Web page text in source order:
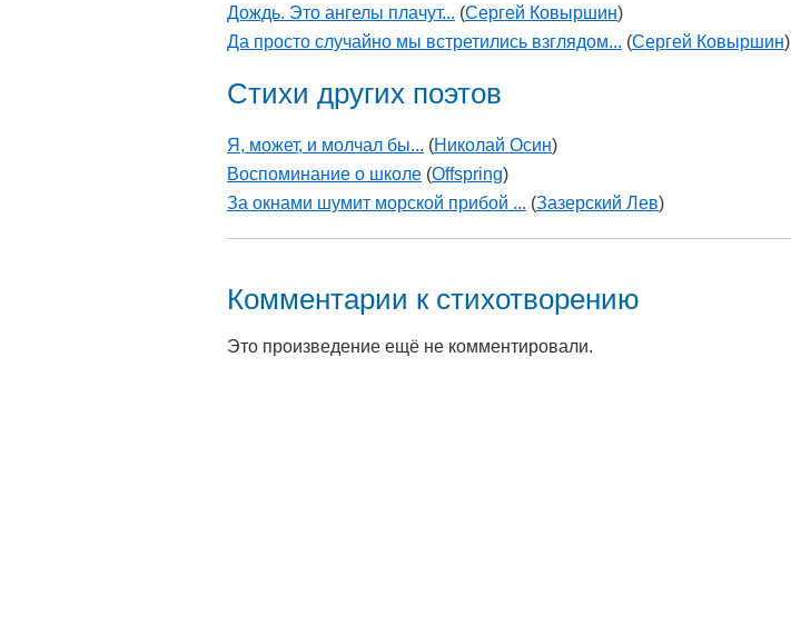
Дождь. Это ангелы плачут... (Сергей Ковыршин)
Да просто случайно мы встретились взглядом... (Сергей Ковыршин)
Стихи других поэтов
Я, может, и молчал бы... (Николай Осин)
Воспоминание о школе (Offspring)
За окнами шумит морской прибой ... (Зазерский Лев)
Комментарии к стихотворению
Это произведение ещё не комментировали.